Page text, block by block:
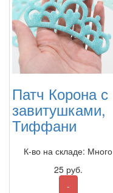
Патч Корона с
завитушками,
Тиффани
К-во на складе: Много
25 руб.
-